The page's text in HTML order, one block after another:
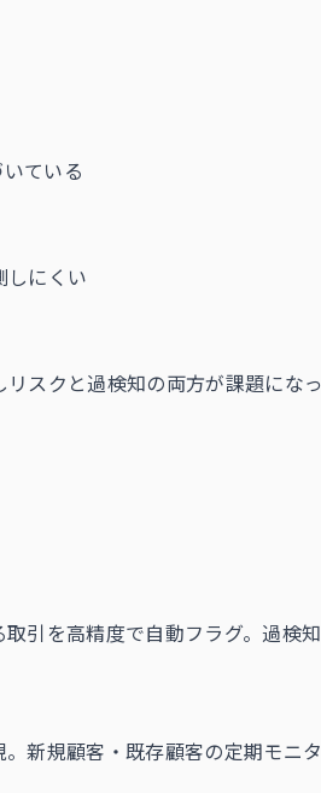
ている
しにくい
スクと過検知の両方が課題にな
を高精度で自動フラグ。過検
新規顧客・既存顧客の定期モニ